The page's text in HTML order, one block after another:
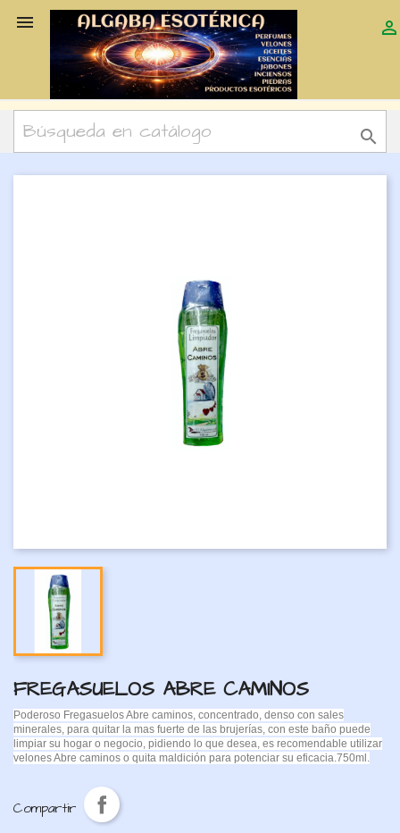
 

FREGASUELOS ABRE CAMINOS
Poderoso Fregasuelos Abre caminos, concentrado, denso con sales
minerales, para quitar la mas fuerte de las brujerías, con este baño puede
limpiar su hogar o negocio, pidiendo lo que desea, es recomendable utilizar
velones Abre caminos o quita maldición para potenciar su eficacia.750ml.
Compartir